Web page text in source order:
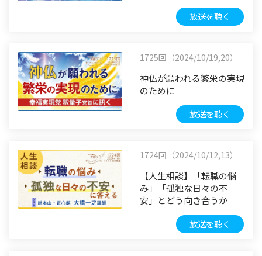
放送を聴く
1725回（2024/10/19,20）
神仏が願われる繁栄の実現
のために
放送を聴く
1724回（2024/10/12,13）
【人生相談】「転職の悩
み」「孤独な日々の不
安」とどう向き合うか
放送を聴く